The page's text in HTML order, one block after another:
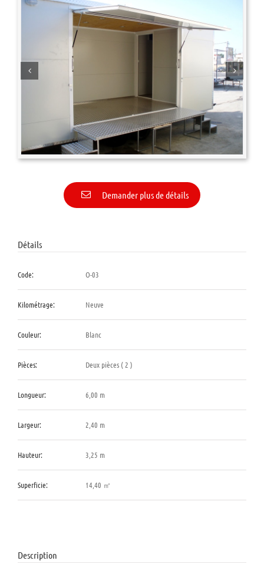
Demander plus de détails
Détails
Code: O-03
Kilométrage: Neuve
Couleur: Blanc
Pièces: Deux pièces ( 2 )
Longueur: 6,00 m
Largeur: 2,40 m
Hauteur: 3,25 m
Superficie: 14,40 ㎡
Description